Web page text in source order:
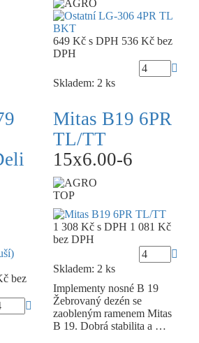
649 Kč s DPH 536 Kč bez
DPH
Skladem: 2 ks
bez
Mitas B19 6PR
TL/TT
15x6.00-6
TOP
1 308 Kč s DPH 1 081 Kč
bez DPH
Skladem: 2 ks
Implementy nosné B 19
Žebrovaný dezén se
zaobleným ramenem Mitas
B 19. Dobrá stabilita a …